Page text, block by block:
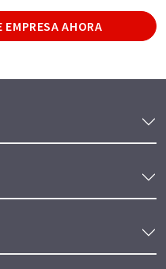
AHORA